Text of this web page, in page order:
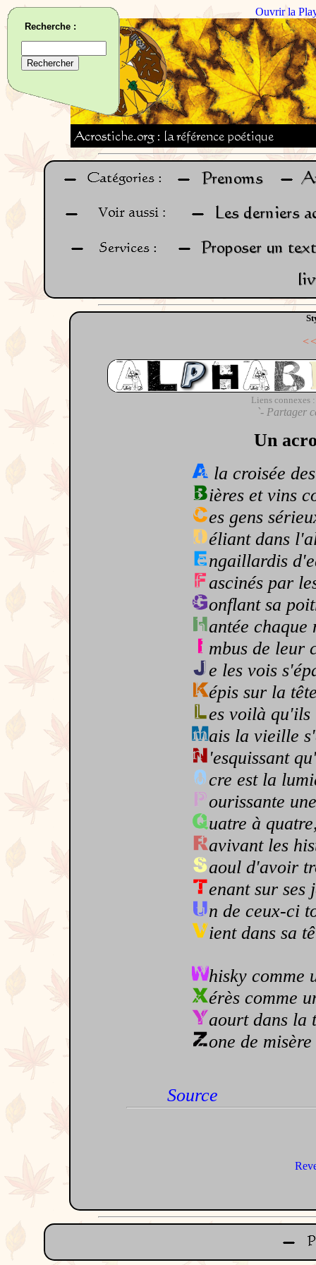
Ouvrir la
Liens connexes :
`- Partager
Un
la croisée
ières et vins
es gens
éliant dans
ngaillardis
ascinés par
onflant sa
antée
mbus de leur
e les vois
épis sur la
es voilà qu'ils
ais la vieille
'esquissant
cre est la
ourissante
uatre à
avivant les
aoul d'avoir
enant sur ses
n de ceux-ci
ient dans sa
hisky comme
érès comme
aourt dans la
one de
Source
Recherche :